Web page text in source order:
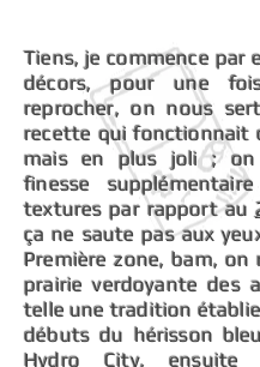
Tiens, je commence par
décors, pour une
reprocher, on nous
recette qui fonctionnait
mais en plus joli ;
finesse
textures par rapport au
ça ne saute pas aux
Première zone, bam, on
prairie verdoyante des
telle une tradition
débuts du hérisson
Hydro City, ensuite